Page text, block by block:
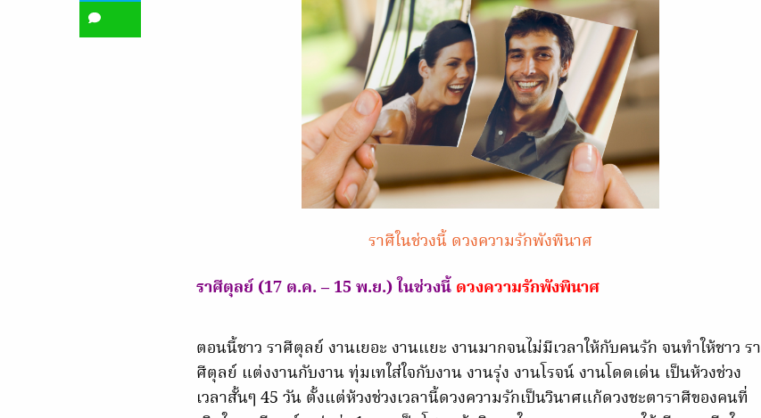
ราศีในช่วงนี้ ดวงความรักพังพินาศ
ราศีตุลย์ (17 ต.ค. – 15 พ.ย.) ในช่วงนี้ ดวงความรักพังพินาศ
ตอนนี้ชาว ราศีตุลย์ งานเยอะ งานแยะ งานมากจนไม่มีเวลาให้กับคนรัก จนทำให้ชาว รา
ศีตุลย์ แต่งงานกับงาน ทุ่มเทใส่ใจกับงาน งานรุ่ง งานโรจน์ งานโดดเด่น เป็นห้วงช่วง
เวลาสั้นๆ 45 วัน ตั้งแต่ห้วงช่วงเวลานี้ดวงความรักเป็นวินาศแก้ดวงชะตาราศีของคนที่